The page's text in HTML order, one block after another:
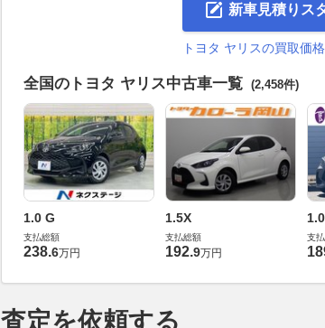
新車見積りス
トヨタ ヤリスの買取価
全国のトヨタ ヤリス中古車一覧 (2,458件)
1.0 G
支払総額
238.6万円
1.5X
支払総額
192.9万円
支
査定を依頼する